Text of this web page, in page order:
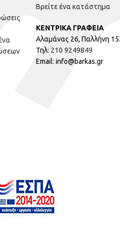
Βρείτε ένα κατάστημα
ΚΕΝΤΡΙΚΑ ΓΡΑΦΕΙΑ
Αλαμάνας 26, Παλλήνη
Τηλ: 210 9249849
Email: info@barkas.gr